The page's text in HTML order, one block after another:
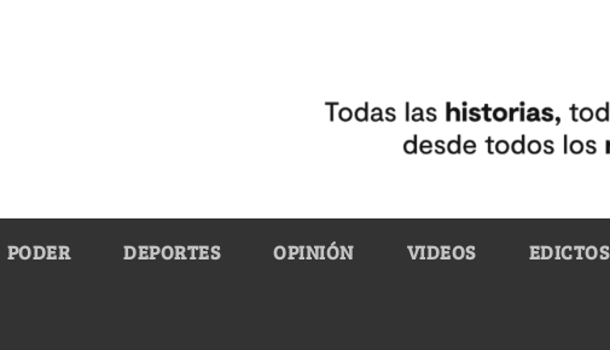
PODER DEPORTES OPINIÓN VIDEOS EDICTOS